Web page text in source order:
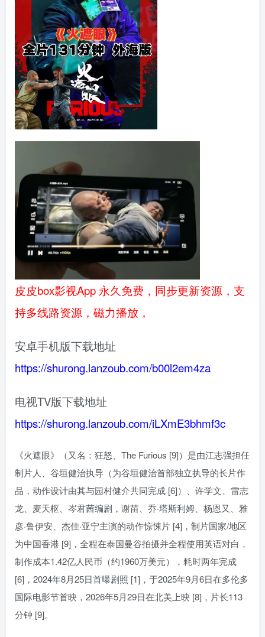
皮皮box影视App 永久免费，同步更新资源，支
持多线路资源，磁力播放，
安卓手机版下载地址
https://shurong.lanzoub.com/b00l2em4za
电视TV版下载地址
https://shurong.lanzoub.com/iLXmE3bhmf3c
《火遮眼》（又名：狂怒、The Furious [9]）是由江志强担任
制片人、谷垣健治执导（为谷垣健治首部独立执导的长片作
品，动作设计由其与园村健介共同完成 [6]）、许学文、雷志
龙、麦天枢、岑君茜编剧，谢苗、乔·塔斯利姆、杨恩又、雅
彦·鲁伊安、杰佳·亚宁主演的动作惊悚片 [4]，制片国家/地区
为中国香港 [9]，全程在泰国曼谷拍摄并全程使用英语对白，
制作成本1.42亿人民币（约1960万美元），耗时两年完成
[6]，2024年8月25日首曝剧照 [1]，于2025年9月6日在多伦多
国际电影节首映，2026年5月29日在北美上映 [8]，片长113
分钟 [9]。